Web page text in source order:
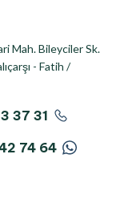
Mah. Bileyciler Sk.
- Fatih /
37 31
74 64